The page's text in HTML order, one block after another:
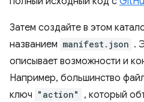
Затем создайте в этом
названием manifest.json .
описывает возможности и
Например, большинство
ключ "action"
, который